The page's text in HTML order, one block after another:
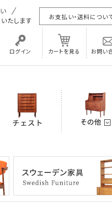
いたします お支払い・送料につい
ログイン カートを見る お問い